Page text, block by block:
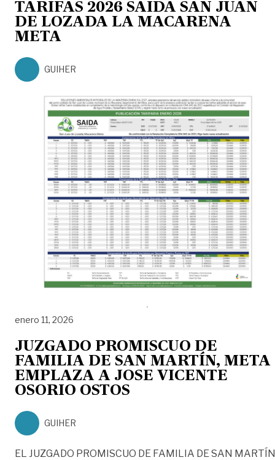
TARIFAS 2026 SAIDA SAN JUAN
DE LOZADA LA MACARENA
META
GUIHER
enero 11, 2026
JUZGADO PROMISCUO DE
FAMILIA DE SAN MARTÍN, META
EMPLAZA A JOSE VICENTE
OSORIO OSTOS
GUIHER
EL JUZGADO PROMISCUO DE FAMILIA DE SAN